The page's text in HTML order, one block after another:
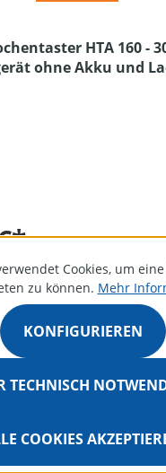
HTA 160 -
ohne Akku und
DETAILS
Cookies, um
zu können. Mehr
TECHNISCH
KONFIGURIEREN
COOKIES